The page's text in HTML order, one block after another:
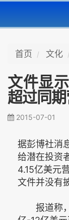
首页 文化
文件显
超过同
2015-07-01
据彭博社消
给潜在投资
4.15亿美元
文件并没有
报道称，